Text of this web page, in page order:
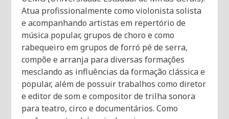
Atua profissionalmente como violonista solista
e acompanhando artistas em repertório de
música popular, grupos de choro e como
rabequeiro em grupos de forró pé de serra,
compõe e arranja para diversas formações
mesclando as influências da formação clássica e
popular, além de possuir trabalhos como diretor
e editor de som e compositor de trilha sonora
para teatro, circo e documentários. Como